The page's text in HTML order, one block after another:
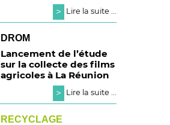
>
Lire la suite ...
DROM
Lancement de l’étude
sur la collecte des films
agricoles à La Réunion
>
Lire la suite ...
RECYCLAGE